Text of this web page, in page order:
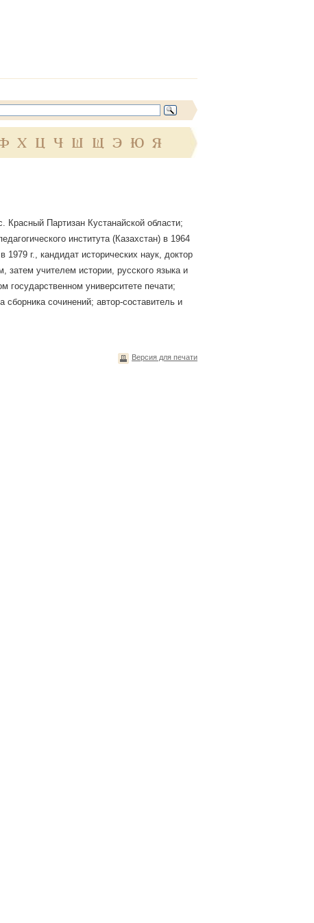
Х Ц Ч Ш Щ Э Ю Я
Красный Партизан Кустанайской области;
института (Казахстан) в 1964
1979 г., кандидат исторических наук, доктор
учителем истории, русского языка и
государственном университете печати;
сочинений; автор-составитель и
Версия для печати